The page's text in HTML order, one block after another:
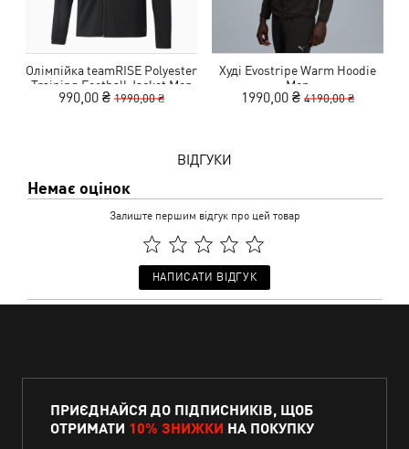
Олімпійка teamRISE Polyester
Training Football Jacket Men
990,00 ₴ 1990,00 ₴
Худі Evostripe Warm Hoodie
Men
1990,00 ₴ 4190,00 ₴
ВІДГУКИ
Немає оцінок
Залиште першим відгук про цей товар
НАПИСАТИ ВІДГУК
ПРИЄДНАЙСЯ ДО ПІДПИСНИКІВ, ЩОБ
ОТРИМАТИ 10% ЗНИЖКИ НА ПОКУПКУ